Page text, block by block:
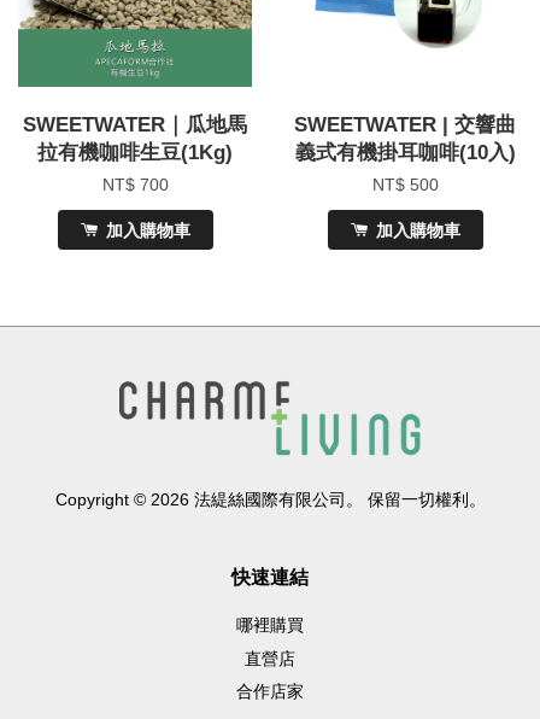
SWEETWATER｜瓜地馬
拉有機咖啡生豆(1Kg)
NT$ 700
加入購物車
SWEETWATER | 交響曲
義式有機掛耳咖啡(10入)
NT$ 500
加入購物車
Copyright © 2026 法緹絲國際有限公司。 保留一切權利。
快速連結
哪裡購買
直營店
合作店家